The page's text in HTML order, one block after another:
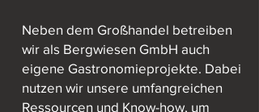
Neben dem Großhandel betreiben
wir als Bergwiesen GmbH auch
eigene Gastronomieprojekte. Dabei
nutzen wir unsere umfangreichen
Ressourcen und Know-how, um